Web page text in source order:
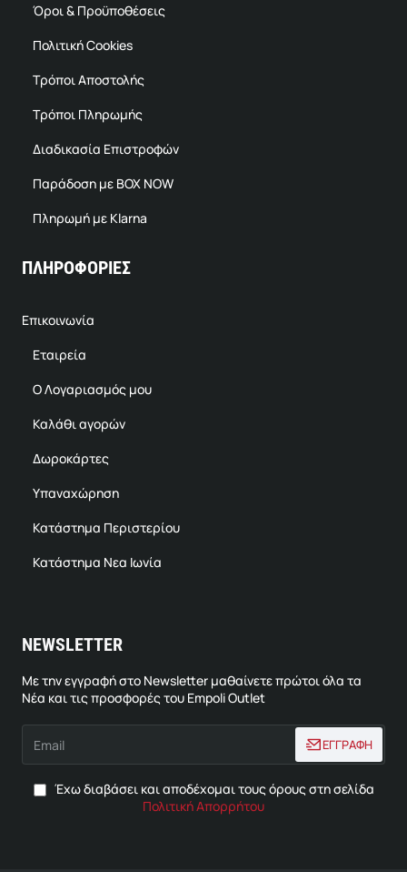
Όροι & Προϋποθέσεις
Πολιτική Cookies
Τρόποι Αποστολής
Τρόποι Πληρωμής
Διαδικασία Επιστροφών
Παράδοση με BOX NOW
Πληρωμή με Klarna
ΠΛΗΡΟΦΟΡΙΕΣ
Επικοινωνία
Εταιρεία
Ο Λογαριασμός μου
Καλάθι αγορών
Δωροκάρτες
Υπαναχώρηση
Κατάστημα Περιστερίου
Κατάστημα Νεα Ιωνία
NEWSLETTER
Με την εγγραφή στο Newsletter μαθαίνετε πρώτοι όλα τα
Νέα και τις προσφορές του Empoli Outlet
ΕΓΓΡΑΦΗ
Έχω διαβάσει και αποδέχομαι τους όρους στη σελίδα
Πολιτική Απορρήτου